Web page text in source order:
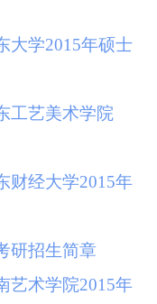
大学2015年硕士
工艺美术学院
财经大学2015年
研招生简章
艺术学院2015年